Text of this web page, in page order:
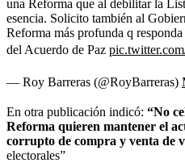
una Reforma que al debilitar la
esencia. Solicito también al
Reforma más profunda q
del Acuerdo de Paz
— Roy Barreras (@RoyBarreras)
En otra publicación indicó: “No
Reforma quieren mantener el
corrupto de compra y venta de
electorales”